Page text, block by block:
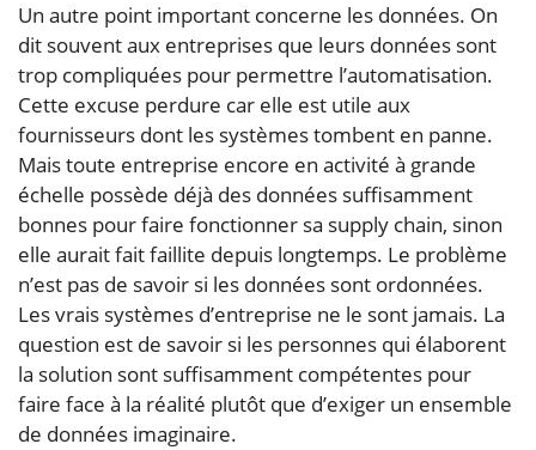
Un autre point important concerne les données. On
dit souvent aux entreprises que leurs données sont
trop compliquées pour permettre l’automatisation.
Cette excuse perdure car elle est utile aux
fournisseurs dont les systèmes tombent en panne.
Mais toute entreprise encore en activité à grande
échelle possède déjà des données suffisamment
bonnes pour faire fonctionner sa supply chain, sinon
elle aurait fait faillite depuis longtemps. Le problème
n’est pas de savoir si les données sont ordonnées.
Les vrais systèmes d’entreprise ne le sont jamais. La
question est de savoir si les personnes qui élaborent
la solution sont suffisamment compétentes pour
faire face à la réalité plutôt que d’exiger un ensemble
de données imaginaire.